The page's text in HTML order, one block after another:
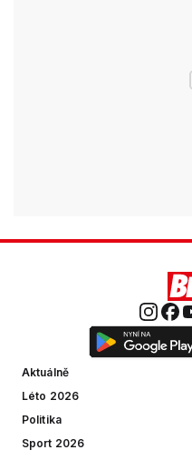
Aktuálně
Léto 2026
Politika
Sport 2026